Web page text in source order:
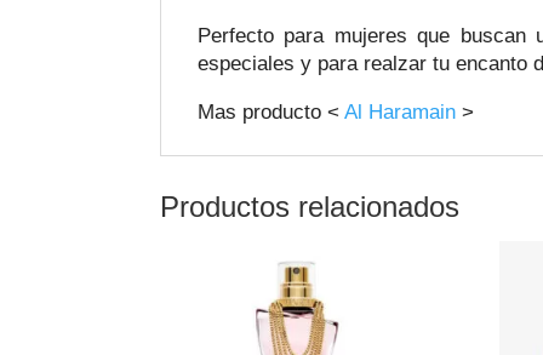
Perfecto para mujeres que
especiales y para realzar tu encanto
Mas producto < Al Haramain >
Productos relacionados